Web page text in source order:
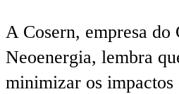
A Cosern, empresa do
Neoenergia, lembra
minimizar os impactos